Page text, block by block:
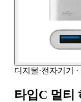
디지털·전자기기 ·
타입C 멀티